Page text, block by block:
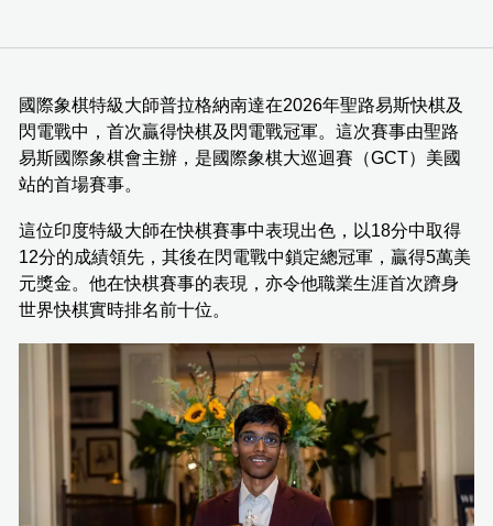
國際象棋特級大師普拉格納南達在2026年聖路易斯快棋及
閃電戰中，首次贏得快棋及閃電戰冠軍。這次賽事由聖路
易斯國際象棋會主辦，是國際象棋大巡迴賽（GCT）美國
站的首場賽事。
這位印度特級大師在快棋賽事中表現出色，以18分中取得
12分的成績領先，其後在閃電戰中鎖定總冠軍，贏得5萬美
元獎金。他在快棋賽事的表現，亦令他職業生涯首次躋身
世界快棋實時排名前十位。